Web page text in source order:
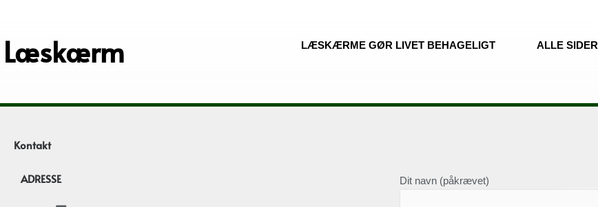
indholdet
Læskærm LÆSKÆRME GØR LIVET BEHAGELIGT ALLE SIDER
Kontakt
ADRESSE Dit navn (påkrævet)